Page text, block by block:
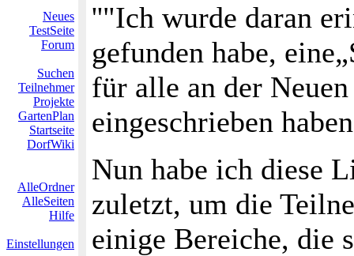
Neues
TestSeite
Forum
Suchen
Teilnehmer
Projekte
GartenPlan
Startseite
DorfWiki
AlleOrdner
AlleSeiten
Hilfe
Einstellungen
''"Ich wurde daran
gefunden habe,
für alle an der
eingeschrieben
Nun habe ich diese
zuletzt, um die
einige Bereiche, die